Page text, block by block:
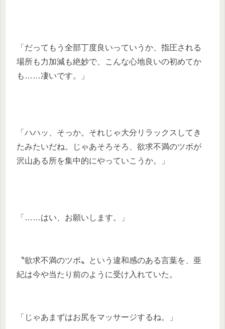
「だってもう全部丁度良いっていうか、指圧される
場所も力加減も絶妙で、こんな心地良いの初めてか
も……凄いです。」
「ハハッ、そっか。それじゃ大分リラックスしてき
たみたいだね。じゃあそろそろ、欲求不満のツボが
沢山ある所を集中的にやっていこうか。」
「……はい、お願いします。」
〝欲求不満のツボ〟という違和感のある言葉を、亜
紀は今や当たり前のように受け入れていた。
「じゃあまずはお尻をマッサージするね。」